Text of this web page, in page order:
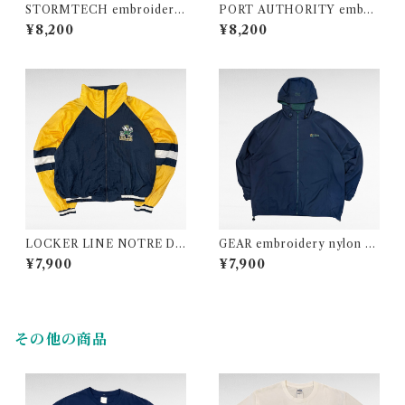
STORMTECH embroidery
nylon zip up jacket
¥8,200
PORT AUTHORITY embro
idery polyester nylon zip u
p jacket
¥8,200
LOCKER LINE NOTRE DA
ME college embroidery ny
lon zip up jacket
¥7,900
GEAR embroidery nylon m
ountain parka
¥7,900
その他の商品